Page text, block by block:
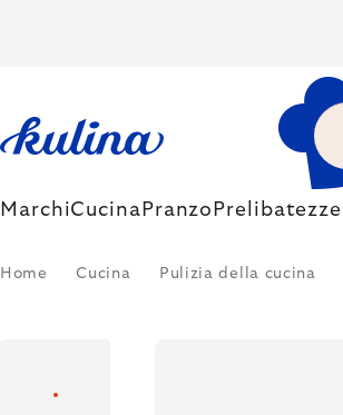
MarchiCucina Pranzo Prelibatezze
Home Cucina Pulizia della cucina